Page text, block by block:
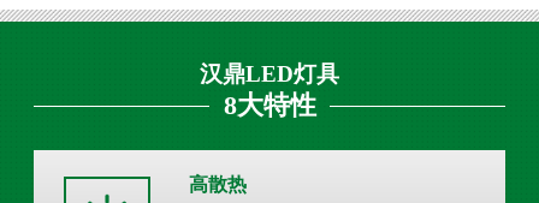
汉鼎LED灯具
8大特性
高散热